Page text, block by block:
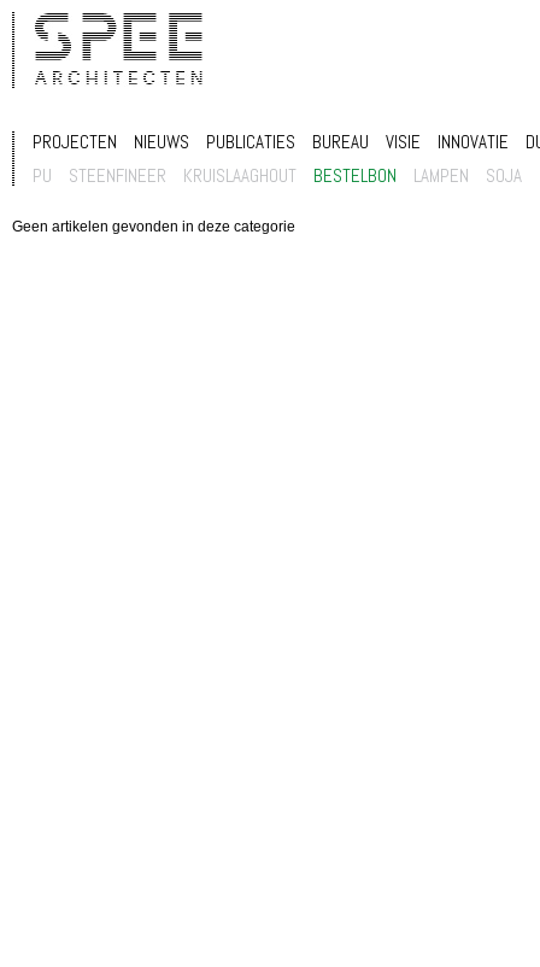
PROJECTEN NIEUWS PUBLICATIES BUREAU VISIE INNOVATIE
PU
STEENFINEER KRUISLAAGHOUT BESTELBON LAMPEN SOJA
Geen artikelen gevonden in deze categorie